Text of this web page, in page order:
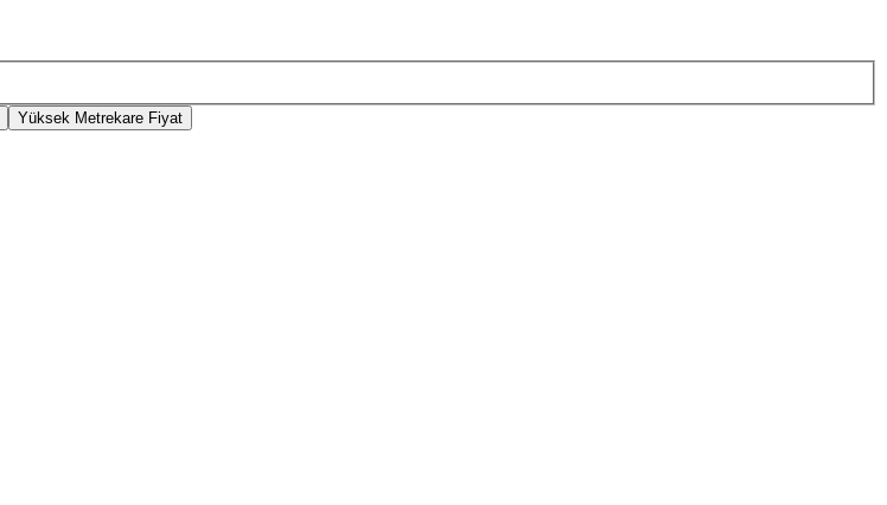
Yüksek Metrekare Fiyat